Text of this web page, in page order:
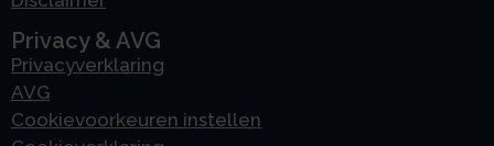
Privacy & AVG
Privacyverklaring
AVG
Cookievoorkeuren instellen